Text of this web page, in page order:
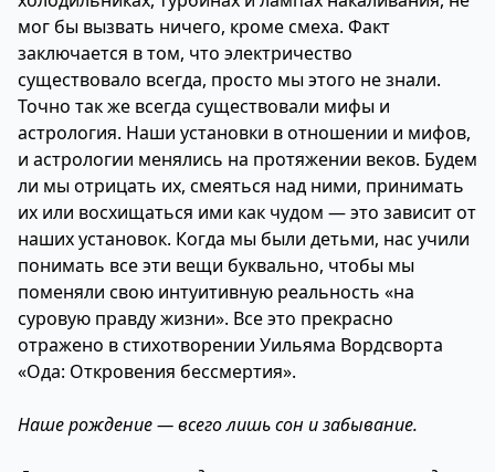
мог бы вызвать ничего, кроме смеха. Факт
заключается в том, что электричество
существовало всегда, просто мы этого не знали.
Точно так же всегда существовали мифы и
астрология. Наши установки в отношении и мифов,
и астрологии менялись на протяжении веков. Будем
ли мы отрицать их, смеяться над ними, принимать
их или восхищаться ими как чудом — это зависит от
наших установок. Когда мы были детьми, нас учили
понимать все эти вещи буквально, чтобы мы
поменяли свою интуитивную реальность «на
суровую правду жизни». Все это прекрасно
отражено в стихотворении Уильяма Вордсворта
«Ода: Откровения бессмертия».
Наше рождение — всего лишь сон и забывание.